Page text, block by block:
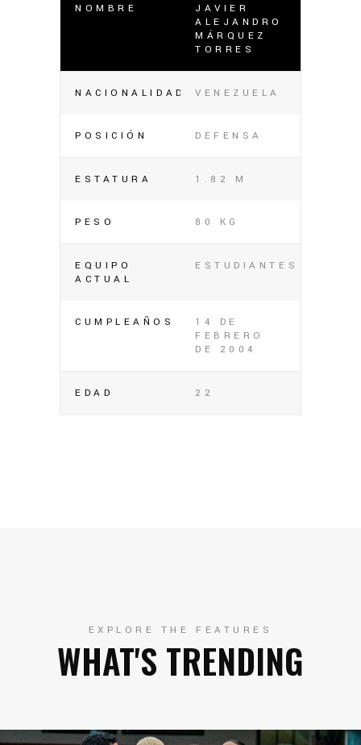
NOMBRE
JAVIER
ALEJANDRO
MÁRQUEZ
TORRES
NACIONALIDAD VENEZUELA
POSICIÓN DEFENSA
ESTATURA 1.82 M
PESO 80 KG
EQUIPO
ACTUAL
ESTUDIANTES
CUMPLEAÑOS
14 DE
FEBRERO
DE 2004
EDAD 22
EXPLORE THE FEATURES
WHAT'S TRENDING